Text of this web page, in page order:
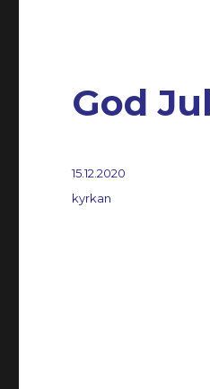
God
Postat
15.12.2020
Kategorier
kyrkan